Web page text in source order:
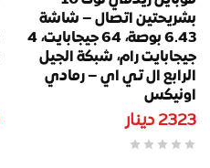
بشريحتين اتصال – شاشة
6.43 بوصة، 64 جيجابايت، 4
جيجابايت رام، شبكة الجيل
الرابع ال تي اي – رمادي
اونيكس
2323 دينار